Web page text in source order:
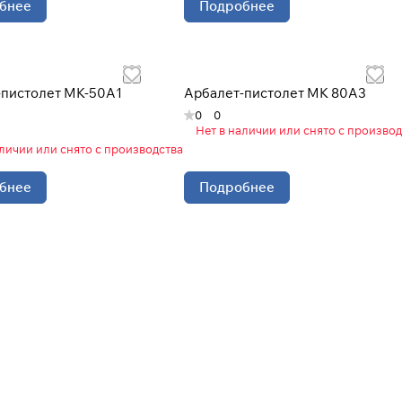
Подробнее
MK-50A1
или снято с производства
Арбалет-пистолет МК 80А3
0
0
Нет в наличии или снято с
Подробнее